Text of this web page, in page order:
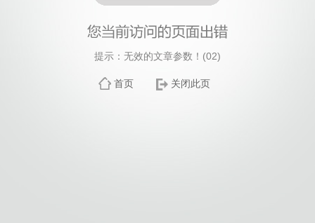
提示：无效的文章参数！(02)
首页 关闭此页